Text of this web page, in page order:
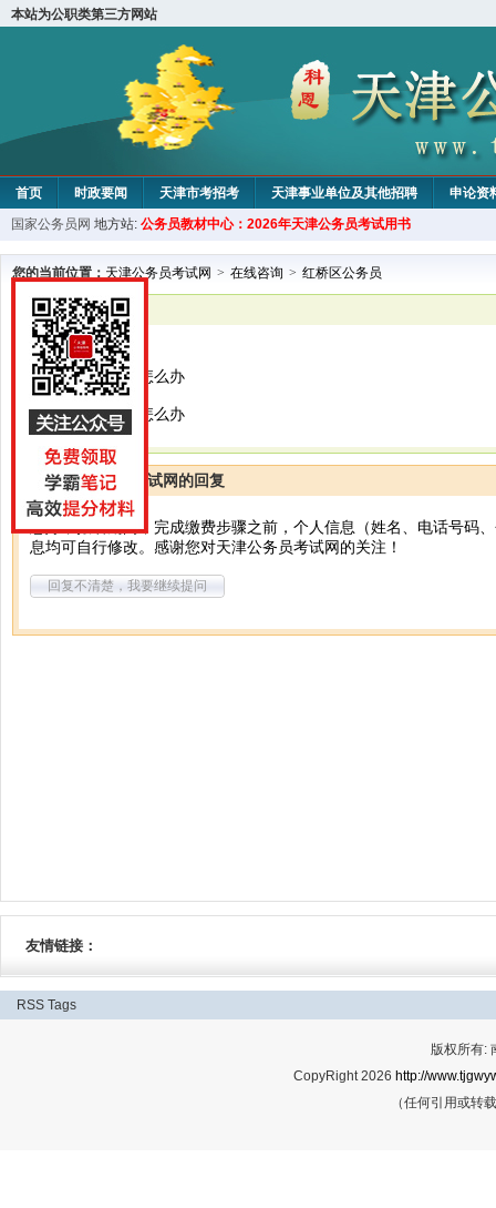
本站为公职类第三方网站
首页 时政要闻 天津市考招考 天津事业单位及其他招聘 申论资
教材中心
国家公务员网 地方站: 公务员教材中心：2026年天津公务员考试用书
您的当前位置： 天津公务员考试网 > 在线咨询 > 红桥区公务员
已解决
红桥区公务员
专业大类报错了怎么办
专业大类报错了怎么办
天津公务员考试网的回复
您好，报名期间，完成缴费步骤之前，个人信息（姓名、电话号码
息均可自行修改。感谢您对天津公务员考试网的关注！
回复不清楚，我要继续提问
友情链接：
RSS Tags
版权所有:
CopyRight 2026 http://
（任何引用或转